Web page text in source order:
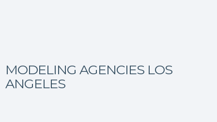
MODELING AGENCIES LOS
ANGELES